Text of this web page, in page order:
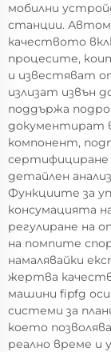
мобилни
станции.
качеството
процесите,
и известяват
излизат извън
поддържа
документират
компонент,
сертифициране
детайлен
Функциите за
консумацията
регулиране на
на помпите
намалявайки
жертва
машини fipfg
системи за
което
реално време и